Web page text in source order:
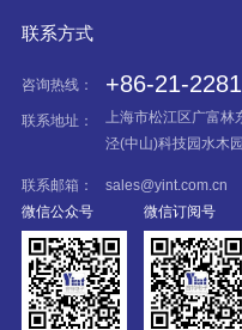
联系方式
咨询热线： +86-21-
联系地址：
上海市松江区广富林
泾(中山)科技园水木
联系邮箱：
sales@yint.com.cn
微信公众号
微信订阅号